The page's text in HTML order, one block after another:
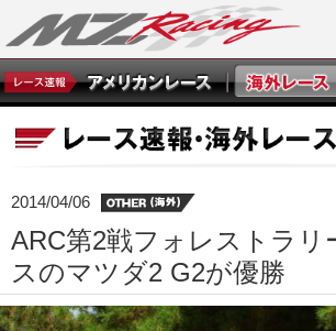
2014/04/06
ARC第2戦フォレストラリ
スのマツダ2 G2が優勝